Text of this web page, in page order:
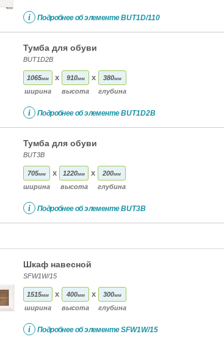
i Подробнее об элементеBUT1D/110
Тумба для обуви
BUT1D2B
1065мм
ширина
x 910мм
высота
x 380мм
глубина
i Подробнее об элементеBUT1D2B
Тумба для обуви
BUT3B
705мм
ширина
x 1220мм
высота
x 200мм
глубина
i Подробнее об элементеBUT3B
Шкаф навесной
SFW1W/15
1515мм
ширина
x 400мм
высота
x 300мм
глубина
i Подробнее об элементеSFW1W/15